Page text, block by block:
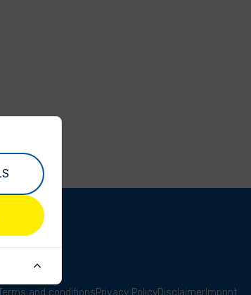
and conditionsPrivacy PolicyDisclaimer Imprint